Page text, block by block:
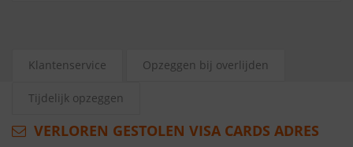
Klantenservice Opzeggen bij overlijden
Tijdelijk opzeggen
VERLOREN GESTOLEN VISA CARDS ADRES